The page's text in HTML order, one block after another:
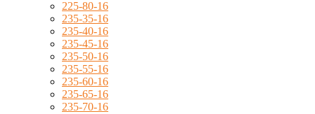
225-80-16
235-35-16
235-40-16
235-45-16
235-50-16
235-55-16
235-60-16
235-65-16
235-70-16